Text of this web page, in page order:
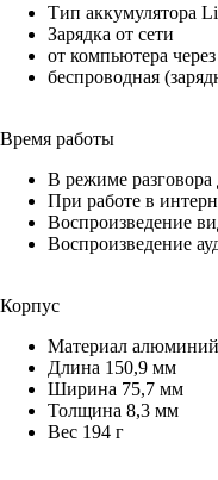
Тип аккумулятора
Зарядка от сети
от компьютера
беспроводная
Время работы
В режиме разговора
При работе в
Воспроизведение
Воспроизведение
Корпус
Материал алюминий
Длина 150,9 мм
Ширина 75,7 мм
Толщина 8,3 мм
Вес 194 г